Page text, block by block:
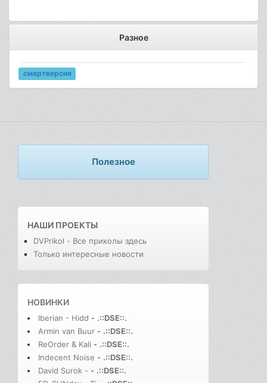
Разное
смартверсия
Полезное
НАШИ ПРОЕКТЫ
DVPrikol - Все приколы здесь
Только интересные новости
НОВИНКИ
Iberian - Hidd - .::DSE::.
Armin van Buur - .::DSE::.
ReOrder & Kali - .::DSE::.
Indecent Noise - .::DSE::.
David Surok - - .::DSE::.